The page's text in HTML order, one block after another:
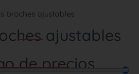
broches ajustables
ajustables
de precios